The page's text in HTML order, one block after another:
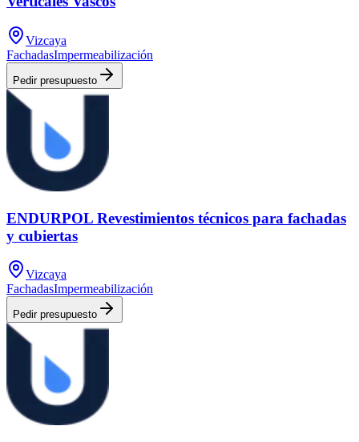
Vizcaya
FachadasImpermeabilización
Pedir presupuesto
ENDURPOL Revestimientos técnicos para fachadas
y cubiertas
Vizcaya
FachadasImpermeabilización
Pedir presupuesto